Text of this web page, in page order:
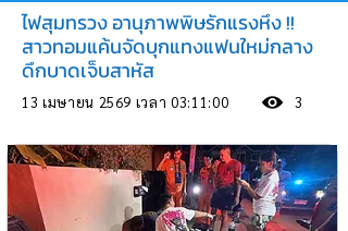
ไฟสุมทรวง อานุภาพพิษรักแรงหึง !!
สาวทอมแค้นจัดบุกแทงแฟนใหม่กลาง
ดึกบาดเจ็บสาหัส
13 เมษายน 2569 เวลา 03:11:00 3